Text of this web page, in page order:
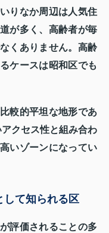
りなか周辺は人気住
が多く、高齢者が毎
くありません。高齢
ケースは昭和区でも
較的平坦な地形であ
クセス性と組み合わ
いゾーンになってい
して知られる区
評価されることの多